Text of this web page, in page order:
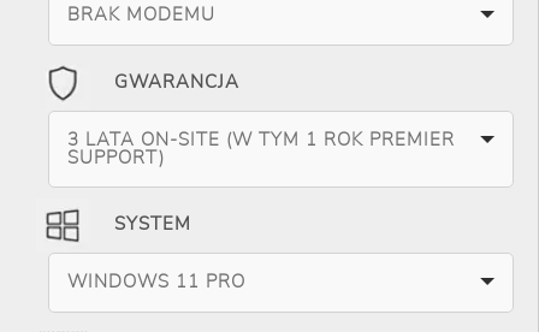
BRAK MODEMU
GWARANCJA
3 LATA ON-SITE (W TYM 1 ROK PREMIER
SUPPORT)
SYSTEM
WINDOWS 11 PRO